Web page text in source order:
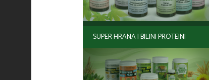
SUPER HRANA I BILJNI PROTEINI